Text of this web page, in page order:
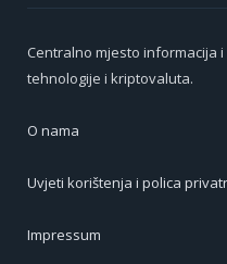
Centralno mjesto informacija
tehnologije i kriptovaluta.
O nama
Uvjeti korištenja i polica
Impressum